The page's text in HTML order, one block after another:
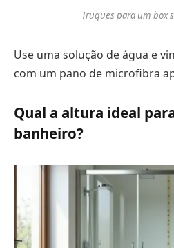
Truques para um box
Use uma solução de água e
com um pano de microfibra
Qual a altura ideal
banheiro?